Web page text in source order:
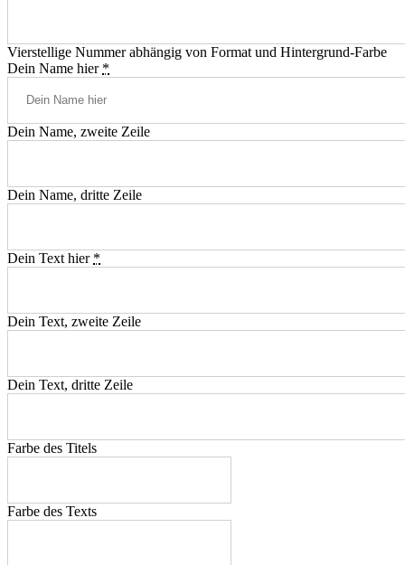
Vierstellige Nummer abhängig von Format und Hintergrund-Farbe
Dein Name hier *
Dein Name, zweite Zeile
Dein Name, dritte Zeile
Dein Text hier *
Dein Text, zweite Zeile
Dein Text, dritte Zeile
Farbe des Titels
Farbe des Texts